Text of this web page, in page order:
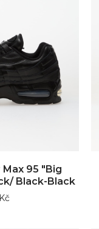
95 "Big
Black-Black